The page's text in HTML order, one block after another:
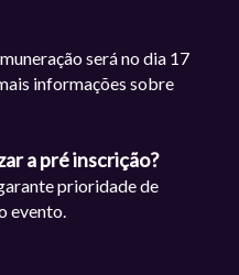
será no dia 17
informações sobre
a pré inscrição?
prioridade de
evento.